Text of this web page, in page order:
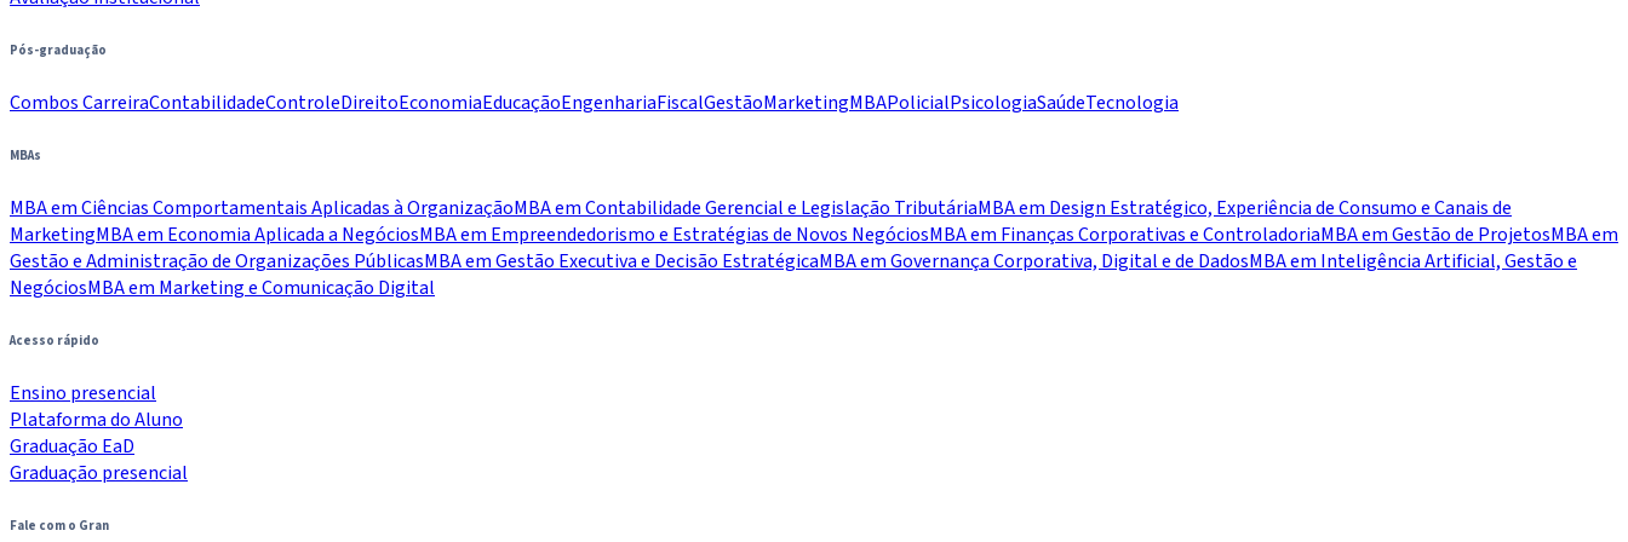
Pós-graduação
Combos CarreiraContabilidadeControleDireitoEconomiaEducaçãoEngenhariaFiscalGestãoMarketingMBAPolicialPsicologiaSaúdeTecnologia
MBAs
MBA em Ciências Comportamentais Aplicadas à OrganizaçãoMBA em Contabilidade Gerencial e Legislação TributáriaMBA em Design Estratégico, Experiência de Consumo e Canais de
MarketingMBA em Economia Aplicada a NegóciosMBA em Empreendedorismo e Estratégias de Novos NegóciosMBA em Finanças Corporativas e ControladoriaMBA em Gestão de ProjetosMBA em
Gestão e Administração de Organizações PúblicasMBA em Gestão Executiva e Decisão EstratégicaMBA em Governança Corporativa, Digital e de DadosMBA em Inteligência Artificial, Gestão e
NegóciosMBA em Marketing e Comunicação Digital
Acesso rápido
Ensino presencial
Plataforma do Aluno
Graduação EaD
Graduação presencial
Fale com o Gran